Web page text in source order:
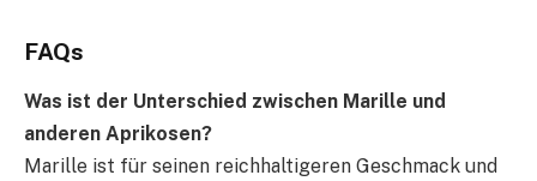
FAQs
Was ist der Unterschied zwischen Marille und
anderen Aprikosen?
Marille ist für seinen reichhaltigeren Geschmack und